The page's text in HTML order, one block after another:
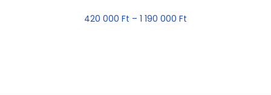
420 000 Ft – 1 190 000 Ft